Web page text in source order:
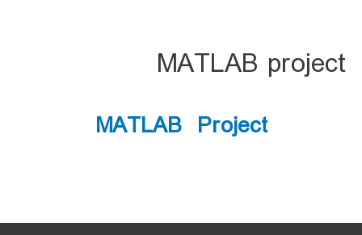
MATLAB project
MATLAB Project